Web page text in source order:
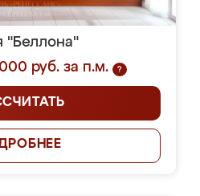
"Беллона"
руб. за п.м.
?